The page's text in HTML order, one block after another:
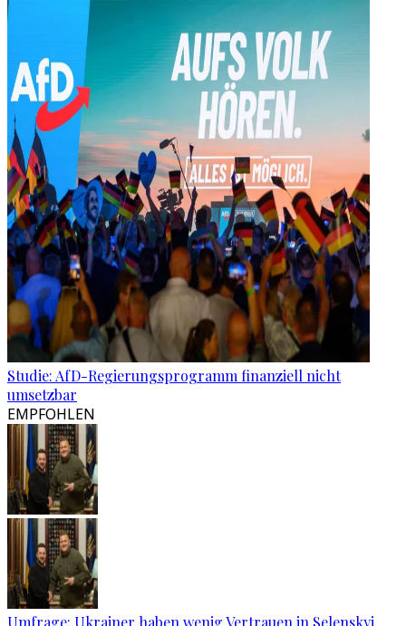
Studie: AfD-Regierungsprogramm finanziell nicht
umsetzbar
EMPFOHLEN
Umfrage: Ukrainer haben wenig Vertrauen in Selenskyj